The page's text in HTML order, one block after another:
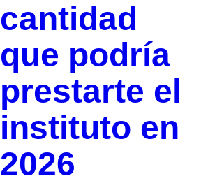
cantidad
que podría
prestarte el
instituto en
2026